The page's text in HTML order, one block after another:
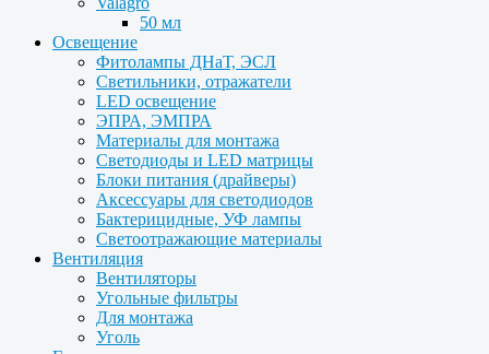
50 мл
Освещение
Фитолампы ДНаТ, ЭСЛ
Светильники, отражатели
LED освещение
ЭПРА, ЭМПРА
Материалы для монтажа
Светодиоды и LED матрицы
Блоки питания (драйверы)
Аксессуары для светодиодов
Бактерицидные, УФ лампы
Светоотражающие материалы
Вентиляция
Вентиляторы
Угольные фильтры
Для монтажа
Уголь